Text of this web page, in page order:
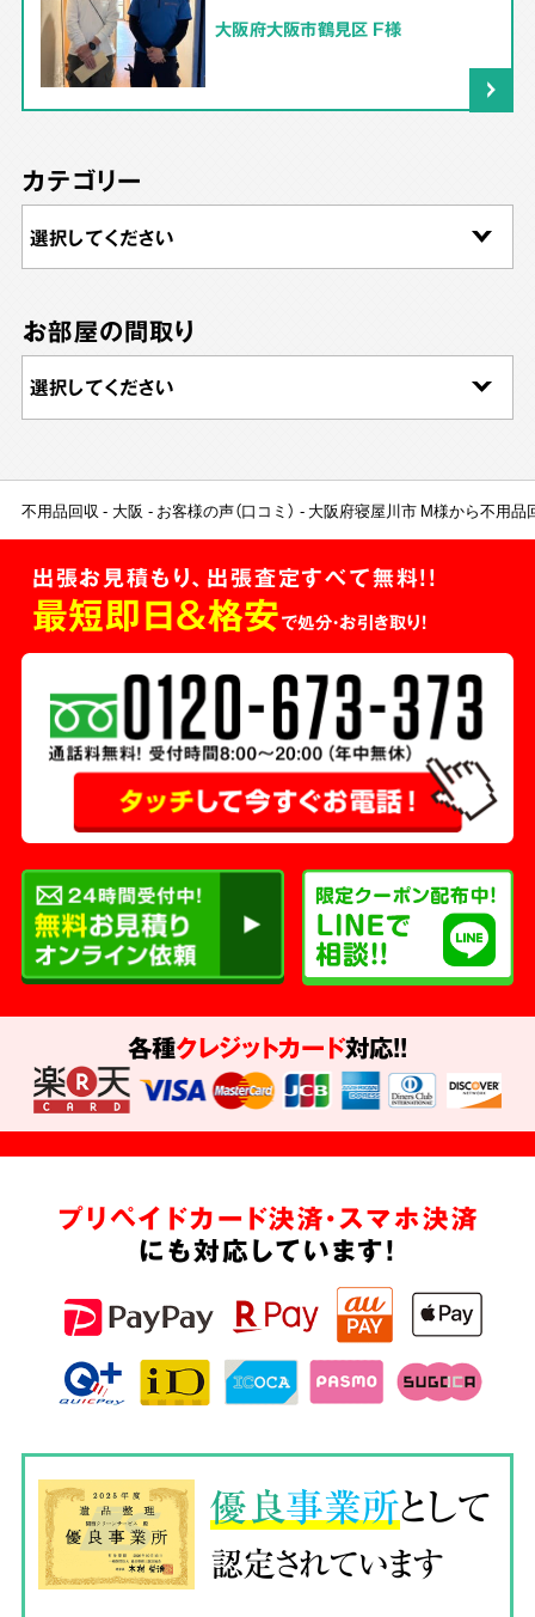
大阪府大阪市鶴見区 F様
カテゴリー
お部屋の間取り
不用品回収 大阪 お客様の声（口コミ） 大阪府寝屋川市 M様から不用品
出張お見積もり、出張査定すべて無料!!
最短即日＆格安で処分・お引き取り！
各種クレジットカード対応!!
プリペイドカード決済・スマホ決済
にも対応しています!
優良事業所として
認定されています